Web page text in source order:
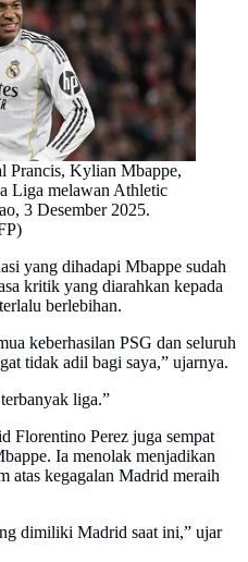
Prancis, Kylian Mbappe,
Liga melawan Athletic
3 Desember 2025.
yang dihadapi Mbappe sudah
kritik yang diarahkan kepada
berlebihan.
keberhasilan PSG dan seluruh
tidak adil bagi saya,” ujarnya.
liga.”
Florentino Perez juga sempat
Ia menolak menjadikan
atas kegagalan Madrid meraih
dimiliki Madrid saat ini,” ujar